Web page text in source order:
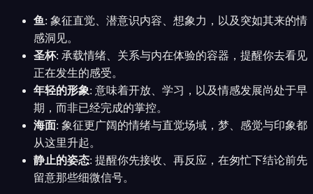
鱼: 象征直觉、潜意识内容、想象力，以及突如其来的情
感洞见。
圣杯: 承载情绪、关系与内在体验的容器，提醒你去看见
正在发生的感受。
年轻的形象: 意味着开放、学习，以及情感发展尚处于早
期，而非已经完成的掌控。
海面: 象征更广阔的情绪与直觉场域，梦、感觉与印象都
从这里升起。
静止的姿态: 提醒你先接收、再反应，在匆忙下结论前先
留意那些细微信号。